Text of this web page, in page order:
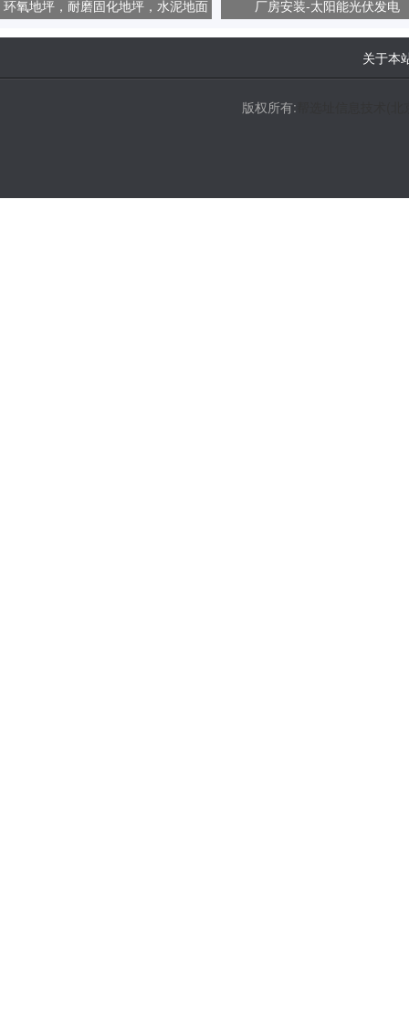
环氧地坪，耐磨固化地坪，水泥地面
起砂、起尘问题
厂房安装-太阳能光伏发电
关于本
版权所有: